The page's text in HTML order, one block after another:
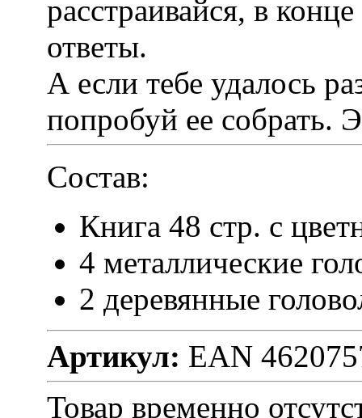
расстраивайся, в
ответы.
А если тебе удалось
попробуй ее собрать.
Состав:
Книга 48 стр. с
4 металлические
2 деревянные
Артикул: EAN
Товар временно